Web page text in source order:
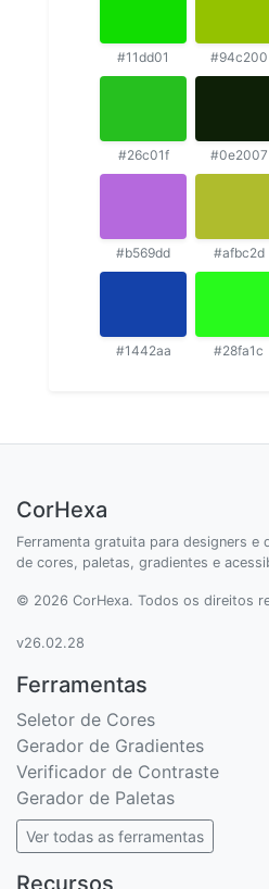
#11dd01 #94c200
#26c01f #0e2007
#b569dd #afbc2d
#1442aa #28fa1c
CorHexa
Ferramenta gratuita para designers e
de cores, paletas, gradientes e
© 2026 CorHexa. Todos os direitos
v26.02.28
Ferramentas
Seletor de Cores
Gerador de Gradientes
Verificador de Contraste
Gerador de Paletas
Ver todas as ferramentas
Recursos